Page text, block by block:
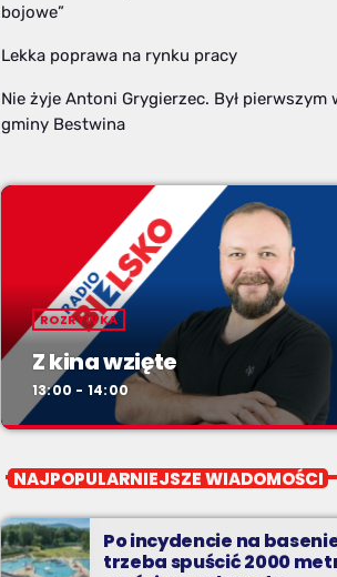
bojowe”
Lekka poprawa na rynku pracy
Nie żyje Antoni Grygierzec. Był pierwszym
gminy Bestwina
ROZRYWKA
Z kina wzięte
13:00 - 14:00
Z kina wzięte
Z Kina Wzięte to audycja w której film
NAJPOPULARNIEJSZE WIADOMOŚCI
Po incydencie na
trzeba spuścić 2000